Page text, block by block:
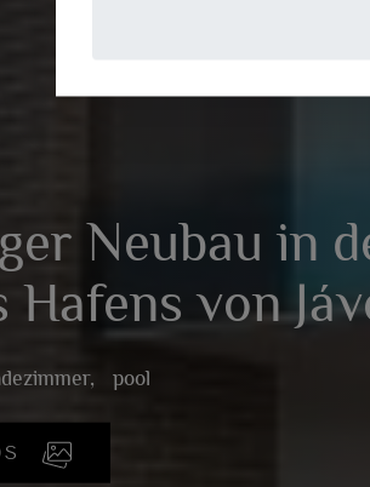
Neubau in
Hafens von
pool